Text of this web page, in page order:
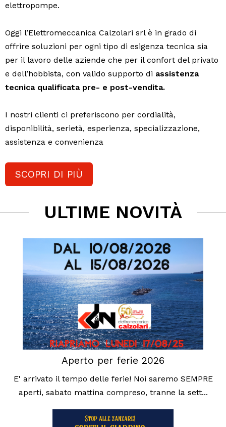
elettropompe.
Oggi l’Elettromeccanica Calzolari srl è in grado di
offrire soluzioni per ogni tipo di esigenza tecnica sia
per il lavoro delle aziende che per il confort del privato
e dell’hobbista, con valido supporto di assistenza
tecnica qualificata pre- e post-vendita.
I nostri clienti ci preferiscono per cordialità,
disponibilità, serietà, esperienza, specializzazione,
assistenza e convenienza
SCOPRI DI PIÙ
ULTIME NOVITÀ
Aperto per ferie 2026
E' arrivato il tempo delle ferie! Noi saremo SEMPRE
aperti, sabato mattina compreso, tranne la sett...